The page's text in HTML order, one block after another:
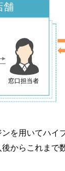
を用いてハイ
からこれまで